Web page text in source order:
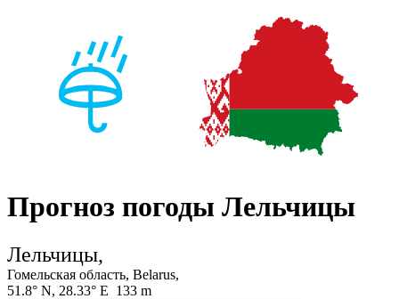
Прогноз погоды Лельчицы
Лельчицы,
Гомельская область, Belarus,
51.8° N, 28.33° E 133 m